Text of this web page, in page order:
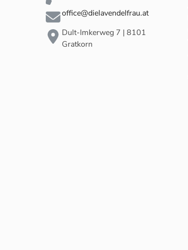
office@dielavendelfrau.at
Dult-Imkerweg 7 | 8101
Gratkorn